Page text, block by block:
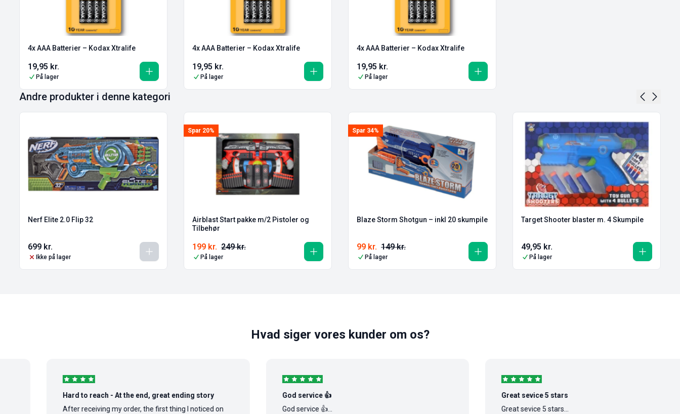
4x AAA Batterier – Kodax Xtralife
19,95 kr.
På lager
4x AAA Batterier – Kodax Xtralife
19,95 kr.
På lager
4x AAA Batterier – Kodax Xtralife
19,95 kr.
På lager
Andre produkter i denne kategori
Nerf Elite 2.0 Flip 32
699 kr.
Ikke på lager
Spar 20%
Airblast Start pakke m/2 Pistoler og
Tilbehør
249kr.
199 kr.
På lager
Spar 34%
Blaze Storm Shotgun – inkl 20 skumpile
149kr.
99 kr.
På lager
Target Shooter blaster m. 4 Skumpile
49,95 kr.
På lager
Hvad siger vores kunder om os?
Hard to reach - At the end, great ending story
After receiving my order, the first thing I noticed on
God service 👍
God service 👍...
Great sevice 5 stars
Great sevice 5 stars...